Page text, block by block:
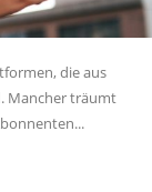
die aus
Mancher träumt